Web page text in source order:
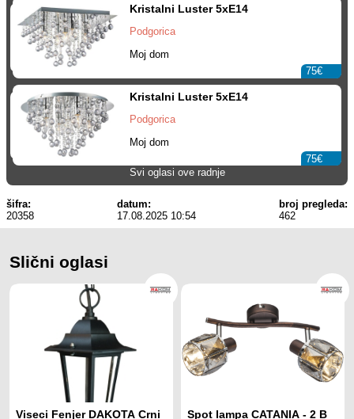
Kristalni Luster 5xE14
Podgorica
Moj dom
75€
Kristalni Luster 5xE14
Podgorica
Moj dom
75€
Svi oglasi ove radnje
šifra:
20358
datum:
17.08.2025 10:54
broj pregleda:
462
Slični oglasi
Viseci Fenjer DAKOTA Crni Spot lampa CATANIA - 2 B